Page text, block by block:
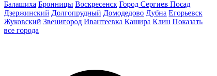
Балашиха Бронницы Воскресенск Город Сергиев Посад
Дзержинский Долгопрудный Домодедово Дубна Егорьевск
Жуковский Звенигород Ивантеевка Кашира Клин Показать
все города